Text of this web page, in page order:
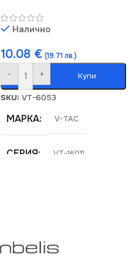
Налично
10.08 € (19.71 лв.)
- + Купи
SKU: VT-6053
МАРКА V-TAC
СЕРИЯ VT-16011
ВИД с Крушки